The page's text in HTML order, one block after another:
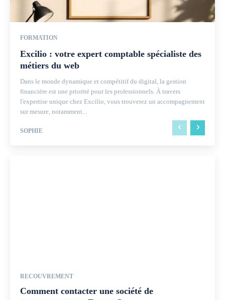
FORMATION
Excilio : votre expert comptable spécialiste des
métiers du web
Dans le monde dynamique et compétitif du digital, la gestion
financière est une priorité pour les professionnels. À travers
l'expertise unique chez Excilio, vous trouverez un accompagnement
sur mesure, notamment...
SOPHIE
RECOUVREMENT
Comment contacter une société de